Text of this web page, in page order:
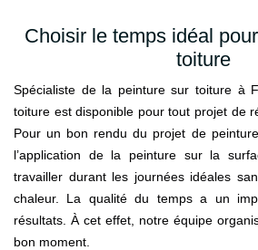
Choisir le temps idéal
toiture
Spécialiste de la peinture sur toiture à
toiture est disponible pour tout projet de
Pour un bon rendu du projet de
l’application de la peinture sur la
travailler durant les journées idéales
chaleur. La qualité du temps a un
résultats. À cet effet, notre équipe
bon moment.